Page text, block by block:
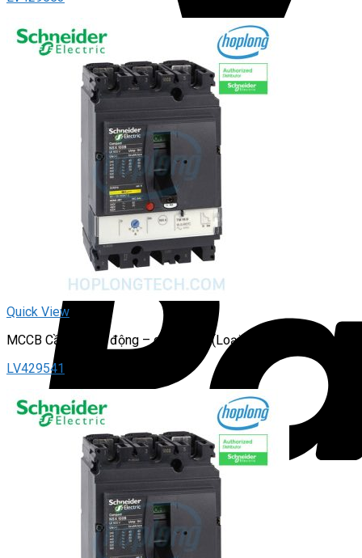
Quick View
MCCB Cầu dao tự động – dạng khối (Loại chỉnh dòng)
LV429541